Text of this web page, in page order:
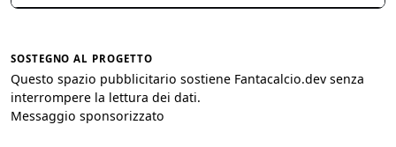
SOSTEGNO AL PROGETTO
Questo spazio pubblicitario sostiene Fantacalcio.dev senza
interrompere la lettura dei dati.
Messaggio sponsorizzato